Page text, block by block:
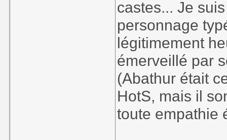
castes... Je
personnage
légitimement
émerveillé par
(Abathur était
HotS, mais il
toute empathie